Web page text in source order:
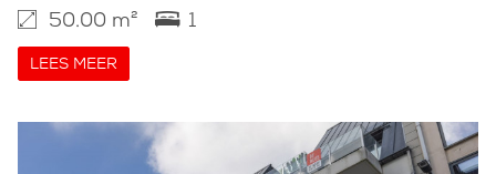
50.00 m² 1
LEES MEER